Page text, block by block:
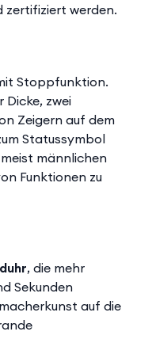
zertifiziert werden.
Stoppfunktion.
Dicke, zwei
Zeigern auf dem
Statussymbol
männlichen
Funktionen zu
, die mehr
Sekunden
auf die